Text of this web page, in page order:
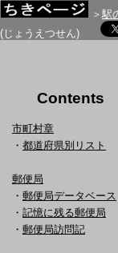
＞ 駅
(じょうえつせん)
Contents
市町村章
・ 都道府県別リスト
郵便局
・ 郵便局データベース
・ 記憶に残る郵便局
・ 郵便局訪問記